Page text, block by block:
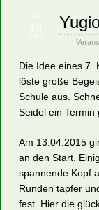
Fröbel"
14
Die Idee eines 7.
löste große
Schule aus.
Seidel ein Termin
Am 13.04.2015
an den Start.
spannende Kopf
Runden tapfer
fest. Hier die